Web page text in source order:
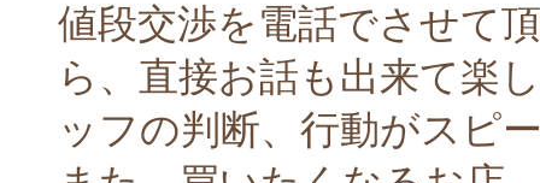
値段交渉を電話でさせて
ら、直接お話も出来て楽
ッフの判断、行動がスピ